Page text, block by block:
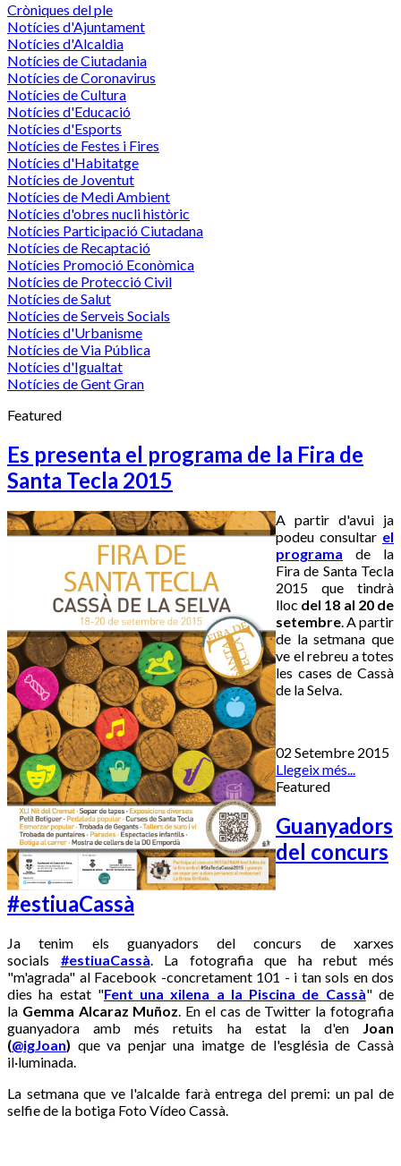
Cròniques del ple
Notícies d'Ajuntament
Notícies d'Alcaldia
Notícies de Ciutadania
Notícies de Coronavirus
Notícies de Cultura
Notícies d'Educació
Notícies d'Esports
Notícies de Festes i Fires
Notícies d'Habitatge
Notícies de Joventut
Notícies de Medi Ambient
Notícies d'obres nucli històric
Notícies Participació Ciutadana
Notícies de Recaptació
Notícies Promoció Econòmica
Notícies de Protecció Civil
Notícies de Salut
Notícies de Serveis Socials
Notícies d'Urbanisme
Notícies de Via Pública
Notícies d'Igualtat
Notícies de Gent Gran
Featured
Es presenta el programa de la Fira de
Santa Tecla 2015
A partir d'avui ja
podeu consultar el
programa de la
Fira de Santa Tecla
2015 que tindrà
lloc del 18 al 20 de
setembre. A partir
de la setmana que
ve el rebreu a totes
les cases de Cassà
de la Selva.
02 Setembre 2015
Llegeix més...
Featured
Guanyadors
del concurs
#estiuaCassà
Ja tenim els guanyadors del concurs de xarxes
socials #estiuaCassà . La fotografia que ha rebut més
"m'agrada" al Facebook -concretament 101 - i tan sols en dos
dies ha estat "Fent una xilena a la Piscina de Cassà" de
la Gemma Alcaraz Muñoz . En el cas de Twitter la fotografia
guanyadora amb més retuits ha estat la d'en
Joan
(@igJoan) que va penjar una imatge de l'església de Cassà
il·luminada.
La setmana que ve l'alcalde farà entrega del premi: un pal de
selfie de la botiga Foto Vídeo Cassà.